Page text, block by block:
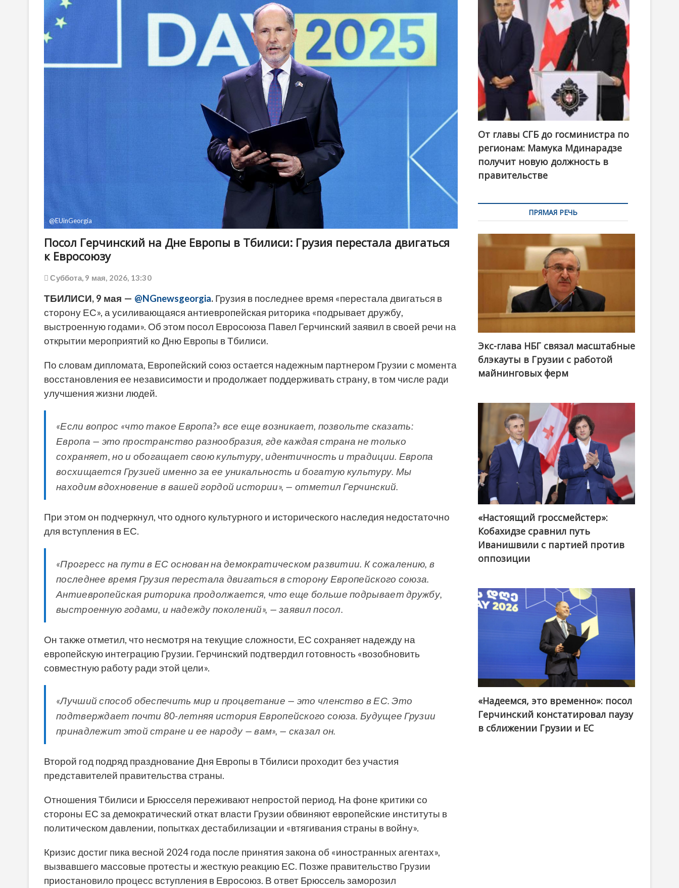
o
@EUinGeorgia
Посол Герчинский на Дне Европы в Тбилиси: Грузия перестала двигаться
к Евросоюзу
Суббота, 9 мая, 2026, 13:30
ТБИЛИСИ, 9 мая — @NGnewsgeorgia. Грузия в последнее время «перестала двигаться в
сторону ЕС», а усиливающаяся антиевропейская риторика «подрывает дружбу,
выстроенную годами». Об этом посол Евросоюза Павел Герчинский заявил в своей речи на
открытии мероприятий ко Дню Европы в Тбилиси.
По словам дипломата, Европейский союз остается надежным партнером Грузии с момента
восстановления ее независимости и продолжает поддерживать страну, в том числе ради
улучшения жизни людей.
«Если вопрос «что такое Европа?» все еще возникает, позвольте сказать:
Европа — это пространство разнообразия, где каждая страна не только
сохраняет, но и обогащает свою культуру, идентичность и традиции. Европа
восхищается Грузией именно за ее уникальность и богатую культуру. Мы
находим вдохновение в вашей гордой истории», — отметил Герчинский.
При этом он подчеркнул, что одного культурного и исторического наследия недостаточно
для вступления в ЕС.
«Прогресс на пути в ЕС основан на демократическом развитии. К сожалению, в
последнее время Грузия перестала двигаться в сторону Европейского союза.
Антиевропейская риторика продолжается, что еще больше подрывает дружбу,
выстроенную годами, и надежду поколений», — заявил посол.
Он также отметил, что несмотря на текущие сложности, ЕС сохраняет надежду на
европейскую интеграцию Грузии. Герчинский подтвердил готовность «возобновить
совместную работу ради этой цели».
«Лучший способ обеспечить мир и процветание — это членство в ЕС. Это
подтверждает почти 80-летняя история Европейского союза. Будущее Грузии
принадлежит этой стране и ее народу — вам», — сказал он.
Второй год подряд празднование Дня Европы в Тбилиси проходит без участия
представителей правительства страны.
Отношения Тбилиси и Брюсселя переживают непростой период. На фоне критики со
стороны ЕС за демократический откат власти Грузии обвиняют европейские институты в
политическом давлении, попытках дестабилизации и «втягивания страны в войну».
Кризис достиг пика весной 2024 года после принятия закона об «иностранных агентах»,
вызвавшего массовые протесты и жесткую реакцию ЕС. Позже правительство Грузии
приостановило процесс вступления в Евросоюз. В ответ Брюссель заморозил
От главы СГБ до госминистра по
регионам: Мамука Мдинарадзе
получит новую должность в
правительстве
ПРЯМАЯ РЕЧЬ
Экс-глава НБГ связал масштабные
блэкауты в Грузии с работой
майнинговых ферм
@ქართული ოცნება / Georgian Dream
«Настоящий гроссмейстер»:
Кобахидзе сравнил путь
Иванишвили с партией против
оппозиции
«Надеемся, это временно»: посол
Герчинский констатировал паузу
в сближении Грузии и ЕС